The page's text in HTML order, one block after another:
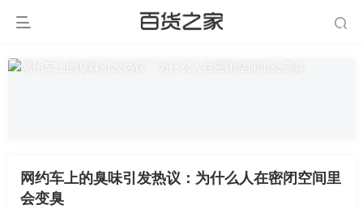
网约车上的臭味引发热议：为什么人在密闭空间里
会变臭